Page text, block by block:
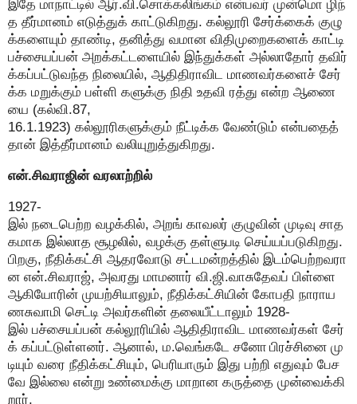
இதே மாநாட்டில் ஆர்.வி.சொக்கலிங்கம் என்பவர் முன்மொ ழிந்
த தீர்மானம் எடுத்துக் காட்டுகிறது. கல்லூரி சேர்க்கைக் குழு
க்களையும் தாண்டி, தனித்து வமான விதிமுறைகளைக் காட்டி
பச்சையப்பன் அறக்கட்டளையில் இந்துக்கள் அல்லாதோர் தவிர்
க்கப்பட்டுவந்த நிலையில், ஆதிதிராவிட மாணவர்களைச் சேர்
க்க மறுக்கும் பள்ளி களுக்கு நிதி உதவி ரத்து என்ற ஆணை
யை (கல்வி.87,
16.1.1923) கல்லூரிகளுக்கும் நீட்டிக்க வேண்டும் என்பதைத்
தான் இத்தீர்மானம் வலியுறுத்துகிறது.
என்.சிவராஜின் வரலாற்றில்
1927-
இல் நடைபெற்ற வழக்கில், அறங் காவலர் குழுவின் முடிவு சாத
கமாக இல்லாத சூழலில், வழக்கு தள்ளுபடி செய்யப்படுகிறது.
பிறகு, நீதிக்கட்சி ஆதரவோடு சட்டமன்றத்தில் இடம்பெற்றவரா
ன என்.சிவராஜ், அவரது மாமனார் வி.ஜி.வாசுதேவப் பிள்ளை
ஆகியோரின் முயற்சியாலும், நீதிக்கட்சியின் கோபதி நாராய
ணசுவாமி செட்டி அவர்களின் தலையீட்டாலும் 1928-
இல் பச்சையப்பன் கல்லூரியில் ஆதிதிராவிட மாணவர்கள் சேர்
க் கப்பட்டுள்ளனர். ஆனால், ம.வெங்கடே சனோ பிரச்சினை மு
டியும் வரை நீதிக்கட்சியும், பெரியாரும் இது பற்றி எதுவும் பேச
வே இல்லை என்று உண்மைக்கு மாறான கருத்தை முன்வைக்கி
றார்.